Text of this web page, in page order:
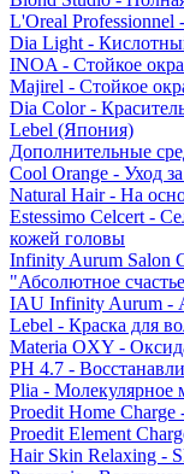
L'Oreal
Dia Light -
INOA - Стойкое
Majirel - Стойкое
Dia Color -
Lebel (Япония)
Дополнительные
Cool Orange - Уход
Natural Hair - На
Estessimo Celcert -
кожей головы
Infinity Aurum Salon
"Абсолютное
IAU Infinity Aurum -
Lebel - Краска для
Materia OXY -
PH 4.7 -
Plia - Молекулярное
Proedit Home
Proedit Element
Hair Skin Relaxing -